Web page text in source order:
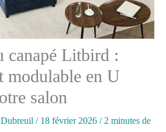
canapé Litbird :
modulable en U
salon
/ 18 février 2026 / 2 minutes de